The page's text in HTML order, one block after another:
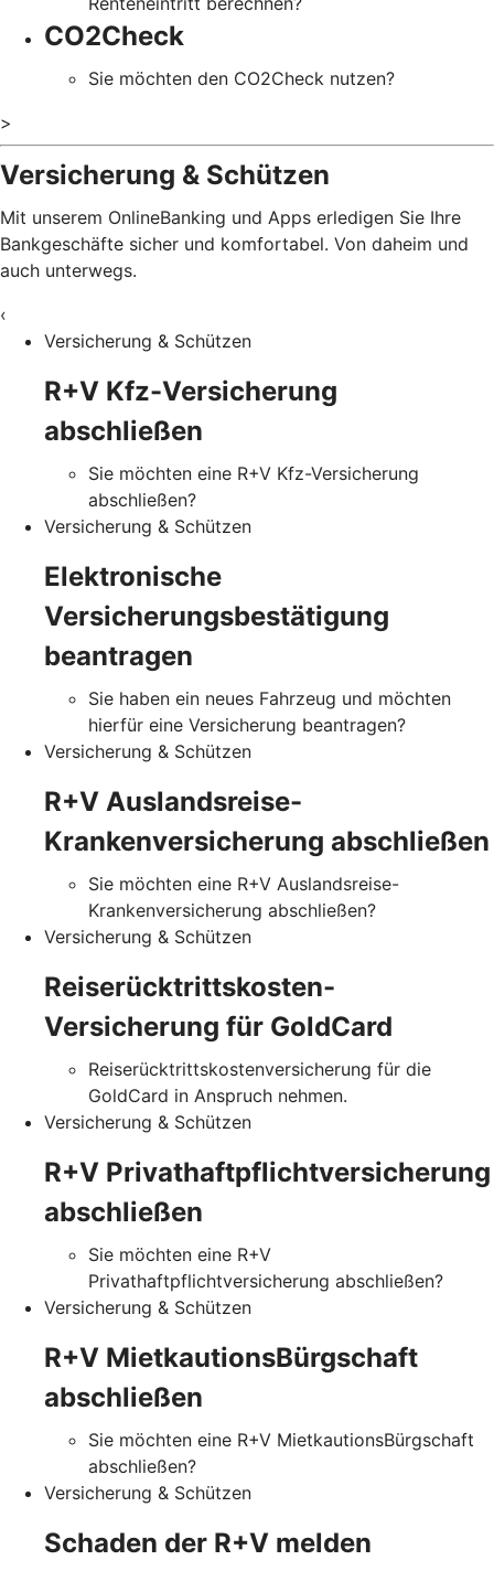
CO2Check
Sie möchten den CO2Check nutzen?
>
Versicherung & Schützen
Mit unserem OnlineBanking und Apps erledigen Sie Ihre
Bankgeschäfte sicher und komfortabel. Von daheim und
auch unterwegs.
‹
Versicherung & Schützen
R+V Kfz-Versicherung
abschließen
Sie möchten eine R+V Kfz-Versicherung
abschließen?
Versicherung & Schützen
Elektronische
Versicherungsbestätigung
beantragen
Sie haben ein neues Fahrzeug und möchten
hierfür eine Versicherung beantragen?
Versicherung & Schützen
R+V Auslandsreise-
Krankenversicherung abschließen
Sie möchten eine R+V Auslandsreise-
Krankenversicherung abschließen?
Versicherung & Schützen
Reiserücktrittskosten-
Versicherung für GoldCard
Reiserücktrittskostenversicherung für die
GoldCard in Anspruch nehmen.
Versicherung & Schützen
R+V Privathaftpflichtversicherung
abschließen
Sie möchten eine R+V
Privathaftpflichtversicherung abschließen?
Versicherung & Schützen
R+V MietkautionsBürgschaft
abschließen
Sie möchten eine R+V MietkautionsBürgschaft
abschließen?
Versicherung & Schützen
Schaden der R+V melden